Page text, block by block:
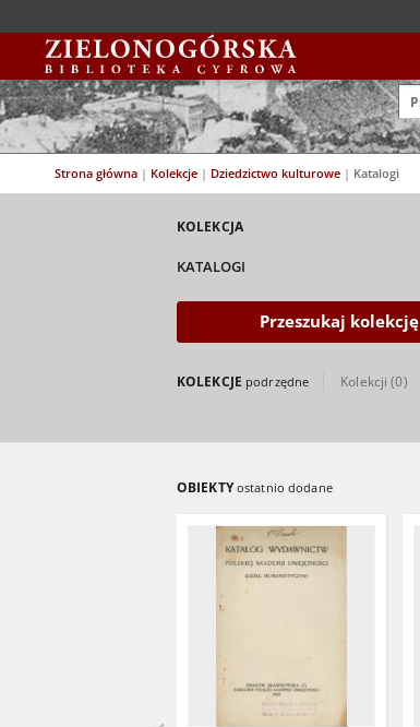
Strona główna | Kolekcje | Dziedzictwo kulturowe | Katalogi
KOLEKCJA
KATALOGI
Przeszukaj kolekcję
KOLEKCJE podrzędne Kolekcji (0)
OBIEKTYostatnio dodane